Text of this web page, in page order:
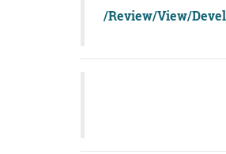
/Review/View/